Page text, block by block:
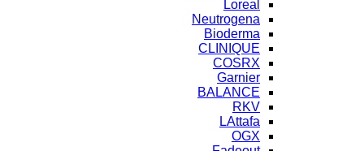
Loreal
Neutrogena
Bioderma
CLINIQUE
COSRX
Garnier
BALANCE
RKV
LAttafa
OGX